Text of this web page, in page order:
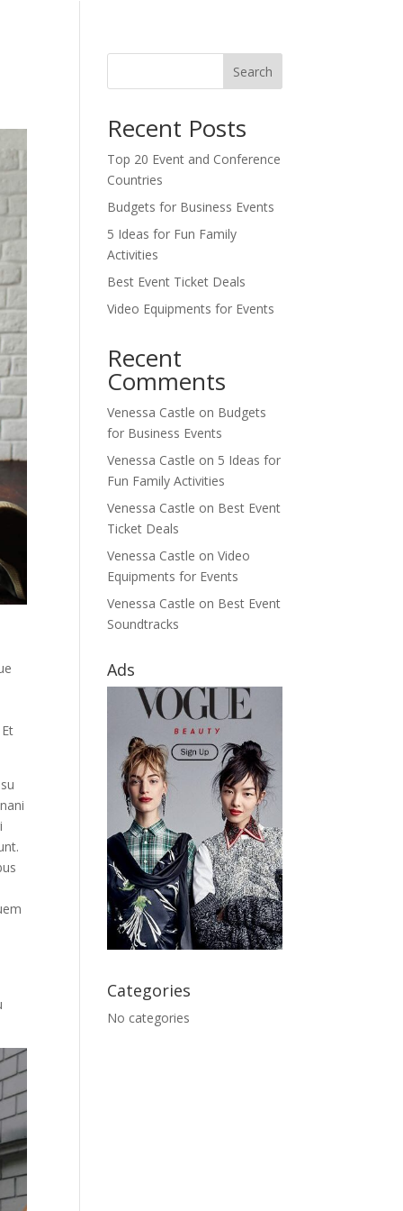
Search
Recent Posts
Top 20 Event and Conference
Countries
Budgets for Business Events
5 Ideas for Fun Family
Activities
Best Event Ticket Deals
Video Equipments for Events
Recent
Comments
Venessa Castle on Budgets
for Business Events
Venessa Castle on 5 Ideas for
Fun Family Activities
Venessa Castle on Best Event
Ticket Deals
Venessa Castle onVideo
Equipments for Events
Venessa Castle on Best Event
Soundtracks
Ads
Categories
No categories